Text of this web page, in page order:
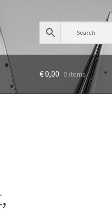
€0,00 0 items